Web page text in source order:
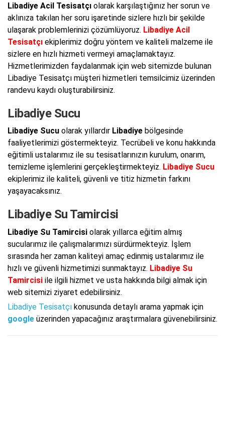
Libadiye Acil Tesisatçı olarak karşılaştığınız her sorun ve
aklınıza takılan her soru işaretinde sizlere hızlı bir şekilde
ulaşarak problemlerinizi çözümlüyoruz. Libadiye Acil
Tesisatçı ekiplerimiz doğru yöntem ve kaliteli malzeme ile
sizlere en hızlı hizmeti vermeyi amaçlamaktayız.
Hizmetlerimizden faydalanmak için web sitemizde bulunan
Libadiye Tesisatçı müşteri hizmetleri temsilcimiz üzerinden
randevu kaydı oluşturabilirsiniz.
Libadiye Sucu
Libadiye Sucu olarak yıllardır Libadiye bölgesinde
faaliyetlerimizi göstermekteyiz. Tecrübeli ve konu hakkında
eğitimli ustalarımız ile su tesisatlarınızın kurulum, onarım,
temizleme işlemlerini gerçekleştirmekteyiz. Libadiye Sucu
ekiplerimiz ile kaliteli, güvenli ve titiz hizmetin farkını
yaşayacaksınız.
Libadiye Su Tamircisi
Libadiye Su Tamircisi olarak yıllarca eğitim almış
sucularımız ile çalışmalarımızı sürdürmekteyiz. İşlem
sırasında her zaman kaliteyi amaç edinmiş ustalarımız ile
hızlı ve güvenli hizmetimizi sunmaktayız. Libadiye Su
Tamircisi ile ilgili hizmet ve usta hakkında bilgi almak için
web sitemizi ziyaret edebilirsiniz.
Libadiye Tesisatçı konusunda detaylı arama yapmak için
google üzerinden yapacağınız araştırmalara güvenebilirsiniz.